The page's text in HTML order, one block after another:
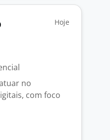
Hoje
no
com foco